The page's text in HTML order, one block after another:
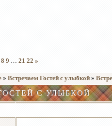
8 9 … 21 22 »
» Встречаем Гостей с улыбкой »
С УЛЫБКОЙ